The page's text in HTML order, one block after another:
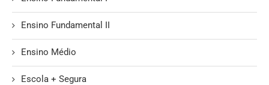
Ensino Fundamental II
Ensino Médio
Escola + Segura